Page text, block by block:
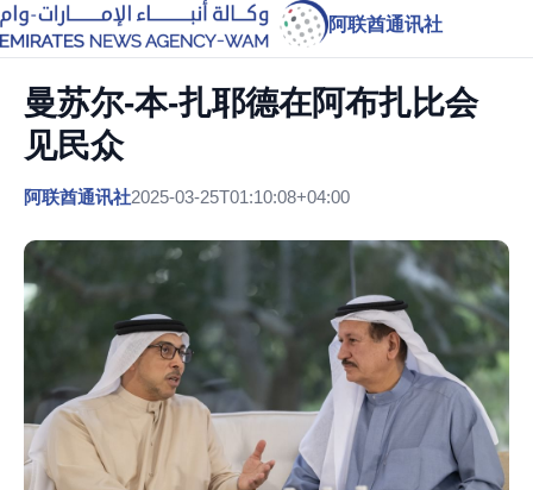
阿联酋通讯社
曼苏尔-本-扎耶德在阿布扎比会
见民众
阿联酋通讯社2025-03-25T01:10:08+04:00